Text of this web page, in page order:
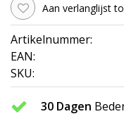
Aan verlanglijst
Artikelnummer:
EAN:
SKU:
30 Dagen